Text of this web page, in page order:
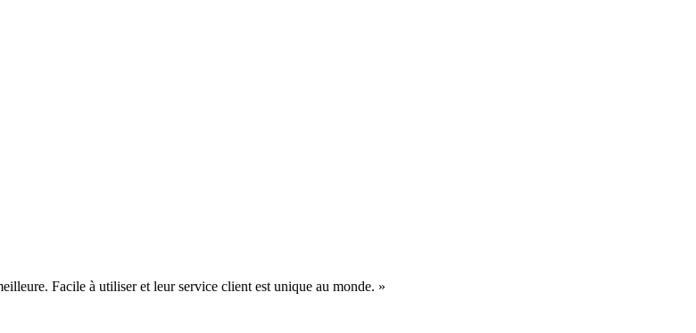
Facile à utiliser et leur service client est unique au monde. »